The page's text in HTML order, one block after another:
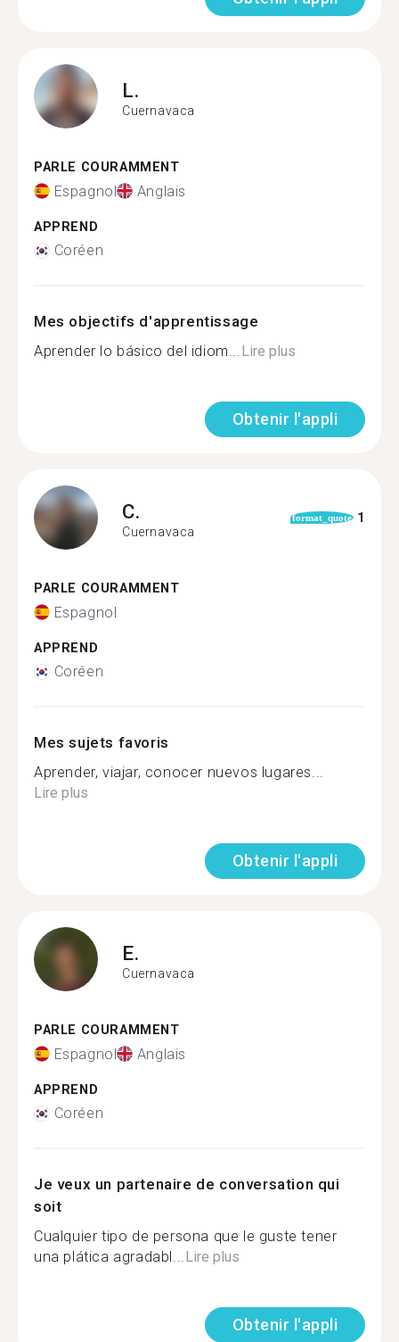
L.
Cuernavaca
PARLE COURAMMENT
Espagnol Anglais
APPREND
Coréen
Mes objectifs d'apprentissage
Aprender lo básico del idiom...Lire plus
Obtenir l'appli
C.
Cuernavaca
format_quote 1
PARLE COURAMMENT
Espagnol
APPREND
Coréen
Mes sujets favoris
Aprender, viajar, conocer nuevos lugares...
Lire plus
Obtenir l'appli
E.
Cuernavaca
PARLE COURAMMENT
Espagnol Anglais
APPREND
Coréen
Je veux un partenaire de conversation qui
soit
Cualquier tipo de persona que le guste tener
una plática agradabl...Lire plus
Obtenir l'appli